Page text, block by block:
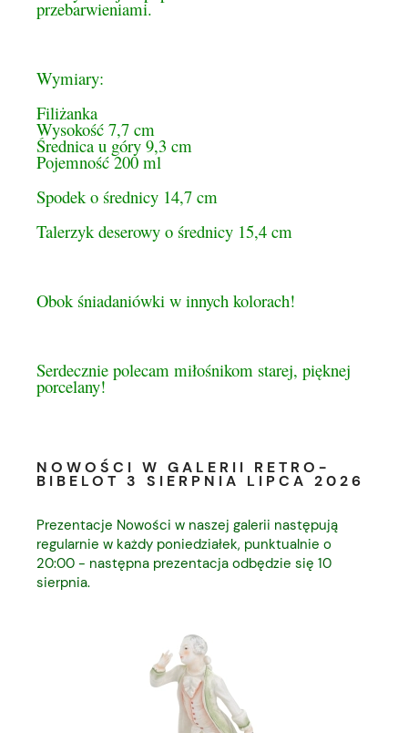
przebarwieniami.
Wymiary:
Filiżanka
Wysokość 7,7 cm
Średnica u góry 9,3 cm
Pojemność 200 ml
Spodek o średnicy 14,7 cm
Talerzyk deserowy o średnicy 15,4 cm
Obok śniadaniówki w innych kolorach!
Serdecznie polecam miłośnikom starej, pięknej
porcelany!
NOWOŚCI W GALERII RETRO-
BIBELOT 3 SIERPNIA LIPCA 2026
Prezentacje Nowości w naszej galerii następują
regularnie w każdy poniedziałek, punktualnie o
20:00 - następna prezentacja odbędzie się 10
sierpnia.